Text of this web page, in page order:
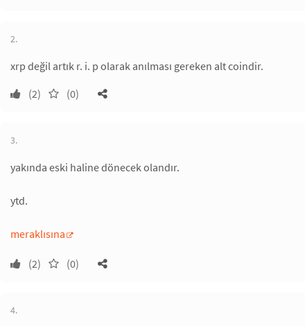
2.
xrp değil artık r. i. p olarak anılması gereken alt coindir.
(2)
(0)
3.
yakında eski haline dönecek olandır.
ytd.
meraklısına
(2) (0)
4.